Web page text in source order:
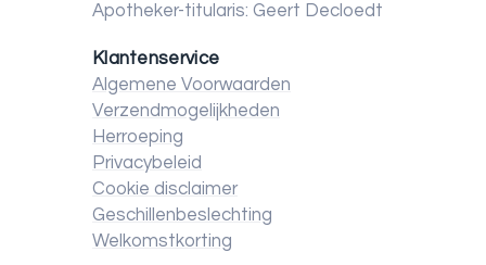
Apotheker-titularis: Geert Decloedt
Klantenservice
Algemene Voorwaarden
Verzendmogelijkheden
Herroeping
Privacybeleid
Cookie disclaimer
Geschillenbeslechting
Welkomstkorting